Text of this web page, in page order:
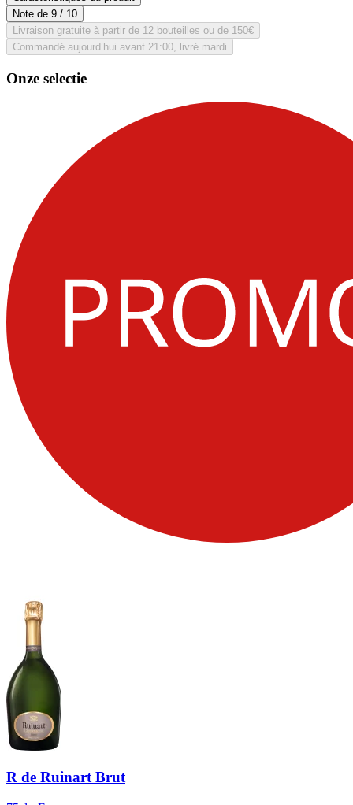
Note de 9 / 10
Livraison gratuite à partir de 12 bouteilles ou de 150€
Commandé aujourd’hui avant 21:00, livré mardi
Onze selectie
R de Ruinart Brut